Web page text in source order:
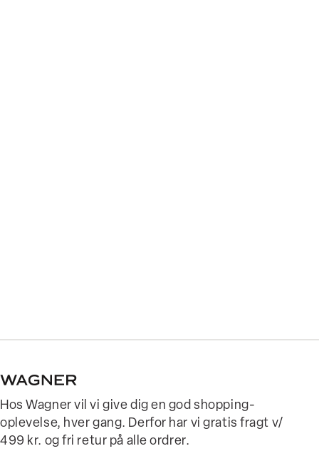
Hos Wagner vil vi give dig en god shopping-
oplevelse, hver gang. Derfor har vi gratis fragt v/
499 kr. og fri retur på alle ordrer.